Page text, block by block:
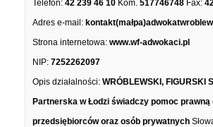
Telefon: 42 239 46 10 Kom. 517746748 Fax:
Adres e-mail:
Strona internetowa: www.wf-adwokaci.pl
NIP: 7252262097
Opis działalności: WRÓBLEWSKI, FIGURSKI
Partnerska w Łodzi świadczy pomoc prawną
przedsiębiorców oraz osób prywatnych